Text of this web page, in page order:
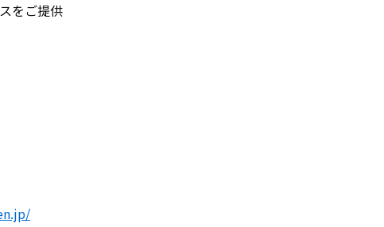
いて
をご提供